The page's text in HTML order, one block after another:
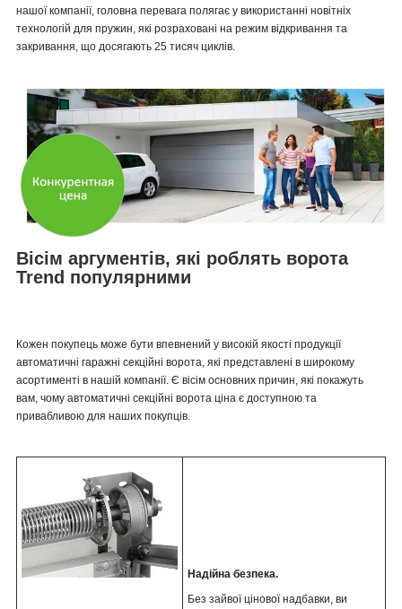
нашої компанії, головна перевага полягає у використанні новітніх
технологій для пружин, які розраховані на режим відкривання та
закривання, що досягають 25 тисяч циклів.
Вісім аргументів, які роблять ворота
Trend популярними
Кожен покупець може бути впевнений у високій якості продукції
автоматичні гаражні секційні ворота, які представлені в широкому
асортименті в нашій компанії. Є вісім основних причин, які покажуть
вам, чому автоматичні секційні ворота ціна є доступною та
привабливою для наших покупців.
Надійна безпека.
Без зайвої цінової надбавки, ви